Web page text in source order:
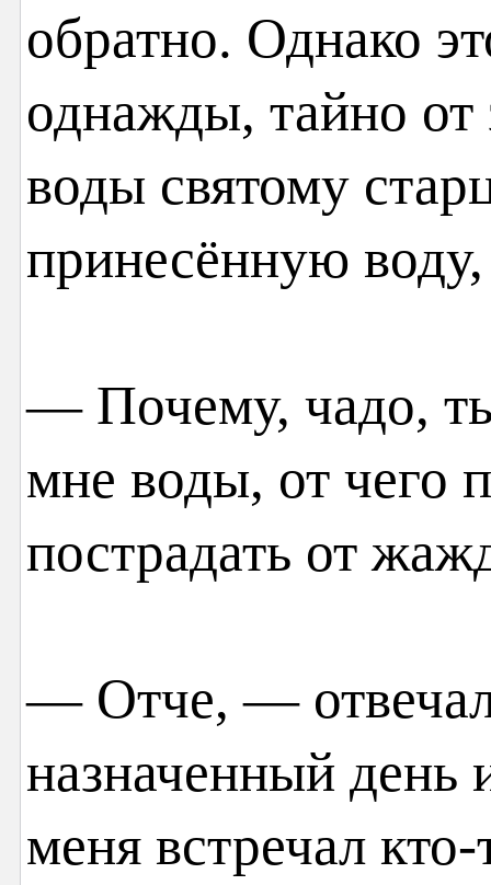
обратно. Однако
однажды, тайно от
воды святому
принесённую воду,
— Почему, чадо,
мне воды, от чего
пострадать от
— Отче, —
назначенный день
меня встречал